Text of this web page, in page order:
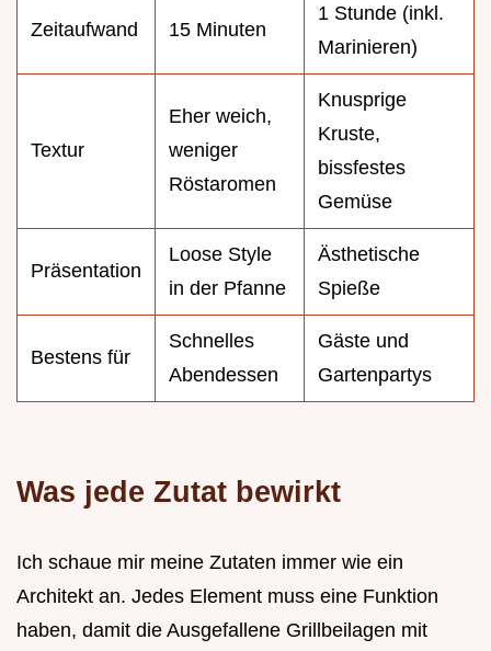
Zeitaufwand 15 Minuten
1 Stunde (inkl.
Marinieren)
Textur
Eher weich,
weniger
Röstaromen
Knusprige
Kruste,
bissfestes
Gemüse
Präsentation
Loose Style
in der Pfanne
Ästhetische
Spieße
Bestens für
Schnelles
Abendessen
Gäste und
Gartenpartys
Was jede Zutat bewirkt
Ich schaue mir meine Zutaten immer wie ein
Architekt an. Jedes Element muss eine Funktion
haben, damit die Ausgefallene Grillbeilagen mit